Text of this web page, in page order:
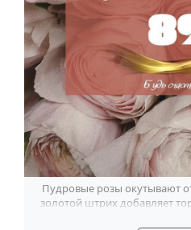
Пудровые розы окутывают
золотой штрих добавляет